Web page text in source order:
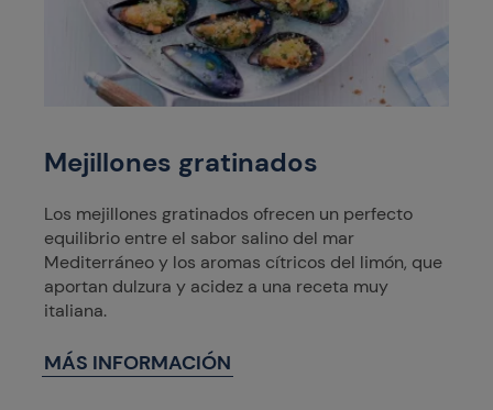
Mejillones gratinados
Los mejillones gratinados ofrecen un perfecto
equilibrio entre el sabor salino del mar
Mediterráneo y los aromas cítricos del limón, que
aportan dulzura y acidez a una receta muy
italiana.
MÁS INFORMACIÓN